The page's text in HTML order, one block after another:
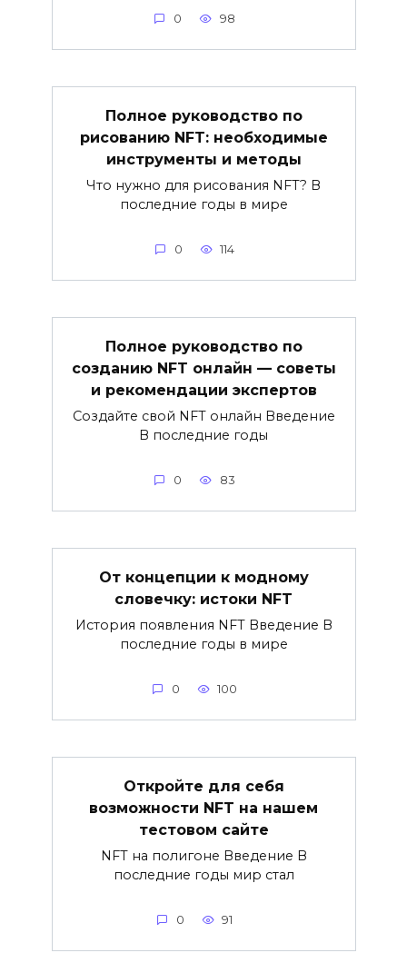
0 98
Полное руководство по
рисованию NFT: необходимые
инструменты и методы
Что нужно для рисования NFT? В
последние годы в мире
0 114
Полное руководство по
созданию NFT онлайн — советы
и рекомендации экспертов
Создайте свой NFT онлайн Введение
В последние годы
0 83
От концепции к модному
словечку: истоки NFT
История появления NFT Введение В
последние годы в мире
0 100
Откройте для себя
возможности NFT на нашем
тестовом сайте
NFT на полигоне Введение В
последние годы мир стал
0 91